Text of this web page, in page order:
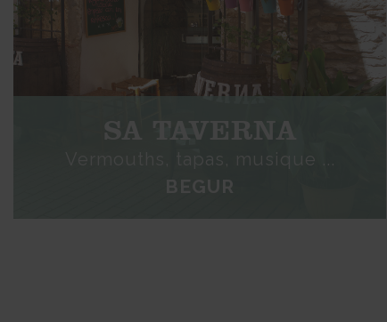
SA TAVERNA
Vermouths, tapas, musique ...
BEGUR